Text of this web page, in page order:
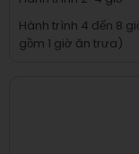
Hành trình 4 đến 8
gồm 1 giờ ăn trưa)